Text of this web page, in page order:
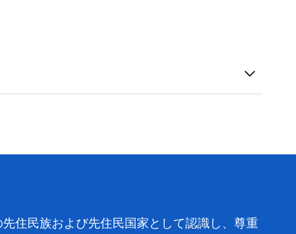
住民族および先住民国家として認識し、尊重